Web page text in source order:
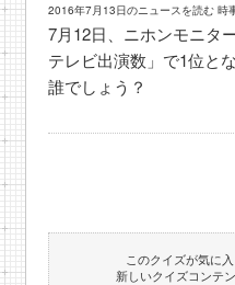
2016年7月13日のニュースを読む 時
7月12日、ニホンモニタ
テレビ出演数」で1位と
誰でしょう？
このクイズが気に
新しいクイズコンテ